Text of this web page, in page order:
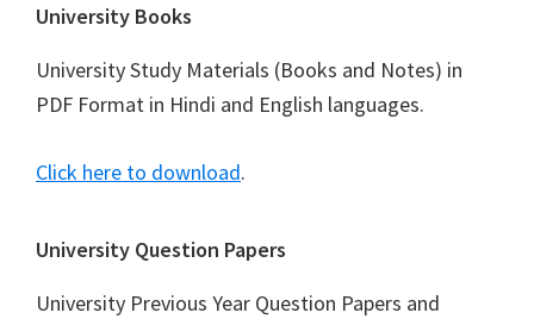
Footer
University Books
University Study Materials (Books and Notes) in
PDF Format in Hindi and English languages.
Click here to download.
University Question Papers
University Previous Year Question Papers and